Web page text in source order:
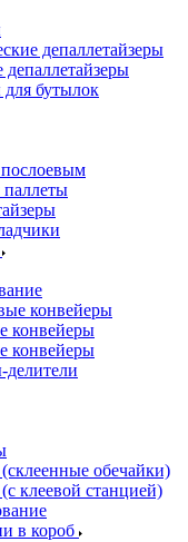
депаллетайзеры
для бутылок
конвейеры
конвейеры
конвейеры
обечайки)
клеевой станцией)
в короб